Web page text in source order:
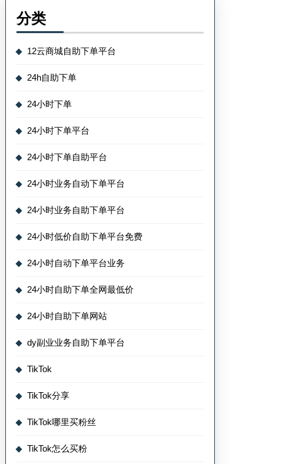
分类
12云商城自助下单平台
24h自助下单
24小时下单
24小时下单平台
24小时下单自助平台
24小时业务自动下单平台
24小时业务自助下单平台
24小时低价自助下单平台免费
24小时自动下单平台业务
24小时自助下单全网最低价
24小时自助下单网站
dy副业业务自助下单平台
TikTok
TikTok分享
TikTok哪里买粉丝
TikTok怎么买粉